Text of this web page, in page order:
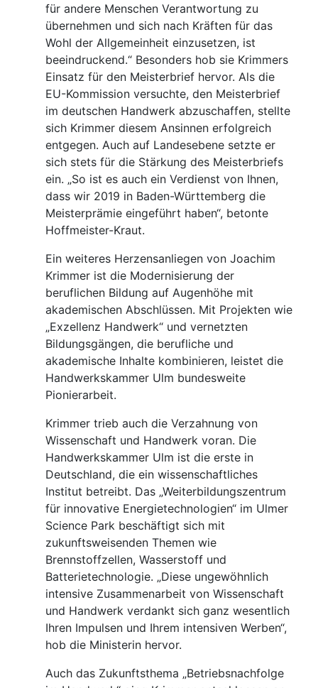
für andere Menschen Verantwortung zu
übernehmen und sich nach Kräften für das
Wohl der Allgemeinheit einzusetzen, ist
beeindruckend.“ Besonders hob sie Krimmers
Einsatz für den Meisterbrief hervor. Als die
EU-Kommission versuchte, den Meisterbrief
im deutschen Handwerk abzuschaffen, stellte
sich Krimmer diesem Ansinnen erfolgreich
entgegen. Auch auf Landesebene setzte er
sich stets für die Stärkung des Meisterbriefs
ein. „So ist es auch ein Verdienst von Ihnen,
dass wir 2019 in Baden-Württemberg die
Meisterprämie eingeführt haben“, betonte
Hoffmeister-Kraut.
Ein weiteres Herzensanliegen von Joachim
Krimmer ist die Modernisierung der
beruflichen Bildung auf Augenhöhe mit
akademischen Abschlüssen. Mit Projekten wie
„Exzellenz Handwerk“ und vernetzten
Bildungsgängen, die berufliche und
akademische Inhalte kombinieren, leistet die
Handwerkskammer Ulm bundesweite
Pionierarbeit.
Krimmer trieb auch die Verzahnung von
Wissenschaft und Handwerk voran. Die
Handwerkskammer Ulm ist die erste in
Deutschland, die ein wissenschaftliches
Institut betreibt. Das „Weiterbildungszentrum
für innovative Energietechnologien“ im Ulmer
Science Park beschäftigt sich mit
zukunftsweisenden Themen wie
Brennstoffzellen, Wasserstoff und
Batterietechnologie. „Diese ungewöhnlich
intensive Zusammenarbeit von Wissenschaft
und Handwerk verdankt sich ganz wesentlich
Ihren Impulsen und Ihrem intensiven Werben“,
hob die Ministerin hervor.
Auch das Zukunftsthema „Betriebsnachfolge